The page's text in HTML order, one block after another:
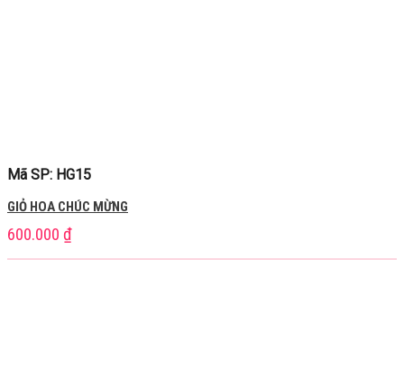
Mã SP: HG15
GIỎ HOA CHÚC MỪNG
600.000 ₫